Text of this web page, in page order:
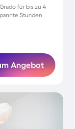
für bis zu 4
Stunden
Angebot